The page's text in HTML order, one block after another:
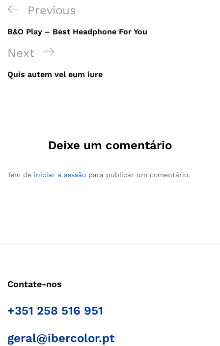
Navegação
de
artigos
Previous
Post
Previous
B&O Play – Best Headphone For You
Next
Post
Next
Quis autem vel eum iure
Deixe um comentário
Tem de iniciar a sessão para publicar um comentário.
Contate-nos
+351 258 516 951
geral@ibercolor.pt